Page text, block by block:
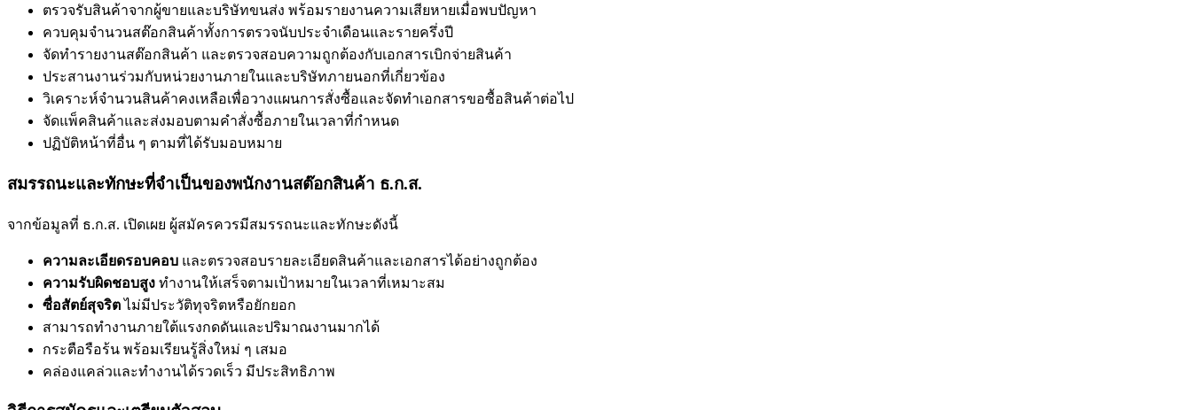
ตรวจรับสินค้าจากผู้ขายและบริษัทขนส่ง พร้อมรายงานความเสียหายเมื่อพบปัญหา
ควบคุมจำนวนสต๊อกสินค้าทั้งการตรวจนับประจำเดือนและรายครึ่งปี
จัดทำรายงานสต๊อกสินค้า และตรวจสอบความถูกต้องกับเอกสารเบิกจ่ายสินค้า
ประสานงานร่วมกับหน่วยงานภายในและบริษัทภายนอกที่เกี่ยวข้อง
วิเคราะห์จำนวนสินค้าคงเหลือเพื่อวางแผนการสั่งซื้อและจัดทำเอกสารขอซื้อสินค้าต่อไป
จัดแพ็คสินค้าและส่งมอบตามคำสั่งซื้อภายในเวลาที่กำหนด
ปฏิบัติหน้าที่อื่น ๆ ตามที่ได้รับมอบหมาย
สมรรถนะและทักษะที่จำเป็นของพนักงานสต๊อกสินค้า ธ.ก.ส.
จากข้อมูลที่ ธ.ก.ส. เปิดเผย ผู้สมัครควรมีสมรรถนะและทักษะดังนี้
ความละเอียดรอบคอบ และตรวจสอบรายละเอียดสินค้าและเอกสารได้อย่างถูกต้อง
ความรับผิดชอบสูง ทำงานให้เสร็จตามเป้าหมายในเวลาที่เหมาะสม
ซื่อสัตย์สุจริตไม่มีประวัติทุจริตหรือยักยอก
สามารถทำงานภายใต้แรงกดดันและปริมาณงานมากได้
กระตือรือร้น พร้อมเรียนรู้สิ่งใหม่ ๆ เสมอ
คล่องแคล่วและทำงานได้รวดเร็ว มีประสิทธิภาพ